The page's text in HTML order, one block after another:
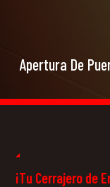
Apertura De
¡Tu Cerrajero de